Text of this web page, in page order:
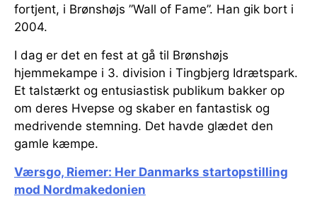
fortjent, i Brønshøjs ”Wall of Fame”. Han gik bort i
2004.
I dag er det en fest at gå til Brønshøjs
hjemmekampe i 3. division i Tingbjerg Idrætspark.
Et talstærkt og entusiastisk publikum bakker op
om deres Hvepse og skaber en fantastisk og
medrivende stemning. Det havde glædet den
gamle kæmpe.
Værsgo, Riemer: Her Danmarks startopstilling
mod Nordmakedonien